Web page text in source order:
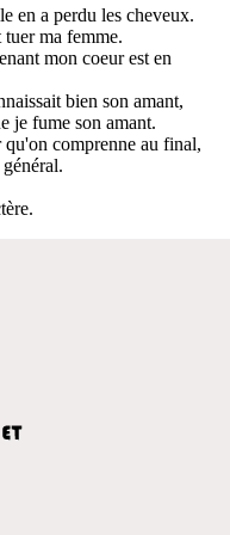
en a perdu les cheveux.
ma femme.
mon coeur est en
bien son amant,
je fume son amant.
qu'on comprenne au final,